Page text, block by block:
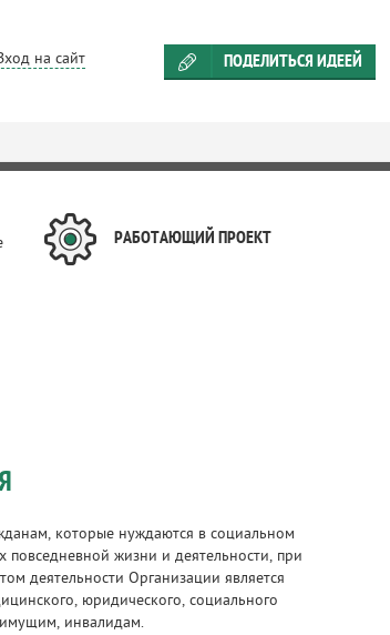
на сайт ПОДЕЛИТЬСЯ ИДЕЕЙ
РАБОТАЮЩИЙ ПРОЕКТ
которые нуждаются в социальном
жизни и деятельности, при
деятельности Организации является
юридического, социального
инвалидам.